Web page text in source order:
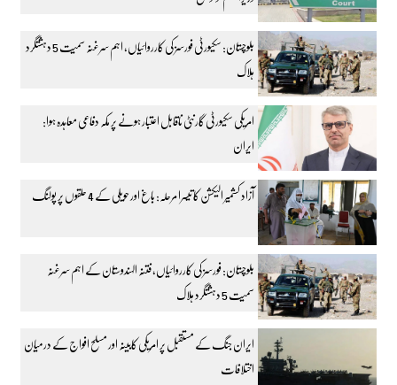
بلوچستان: سکیورٹی فورسز کی کارروائیاں، اہم سرغنہ سمیت 5 دہشتگرد
ہلاک
امریکی سکیورٹی گارنٹی ناقابل اعتبار ہونے پر مکہ دفاعی معاہدہ ہوا:
ایران
آزاد کشمیر الیکشن کا تیسرا مرحلہ: باغ اور حویلی کے 4 حلقوں پر پولنگ
بلوچستان: فورسز کی کارروائیاں، فتنہ الہندوستان کے اہم سرغنہ
سمیت 5 دہشتگرد ہلاک
ایران جنگ کے مستقبل پر امریکی کابینہ اور مسلح افواج کے درمیان
اختلافات